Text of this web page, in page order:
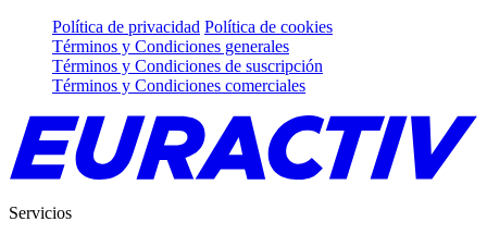
Política de privacidad Política de cookies
Términos y Condiciones generales
Términos y Condiciones de suscripción
Términos y Condiciones comerciales
Servicios